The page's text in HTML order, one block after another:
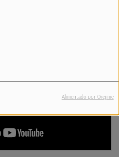
Alimentado por Orejime